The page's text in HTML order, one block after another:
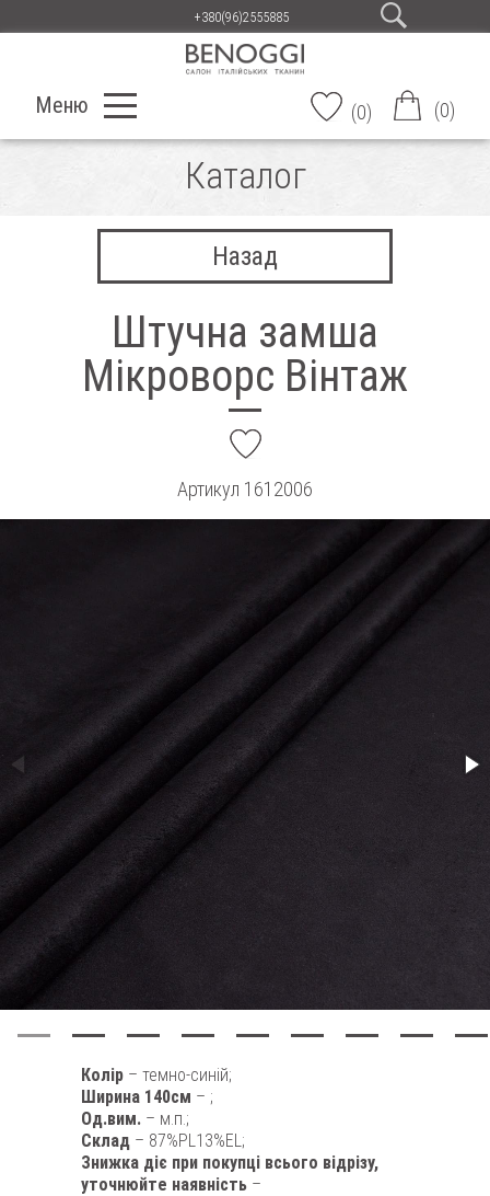
+380(96)2555885
Меню (0) (0)
Каталог
Назад
Штучна замша
Мікроворс Вінтаж
Артикул 1612006
Колір – темно-синій;
Ширина 140см – ;
Од.вим. – м.п.;
Склад – 87%PL13%EL;
Знижка діє при покупці всього відрізу,
уточнюйте наявність –